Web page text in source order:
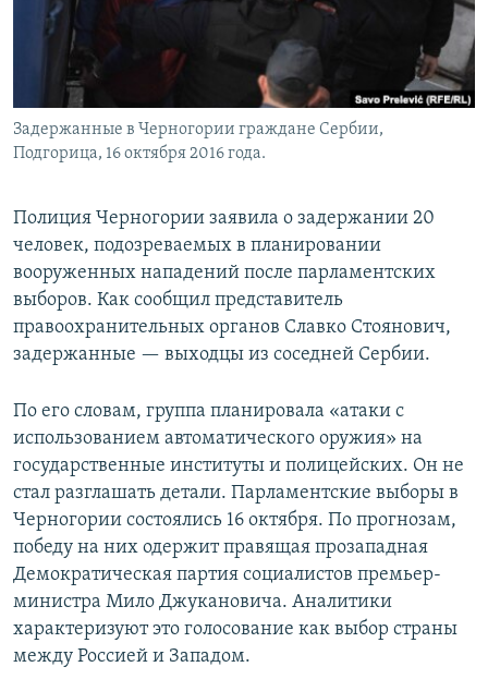
Задержанные в Черногории граждане Сербии,
Подгорица, 16 октября 2016 года.
Полиция Черногории заявила о задержании 20
человек, подозреваемых в планировании
вооруженных нападений после парламентских
выборов. Как сообщил представитель
правоохранительных органов Славко Стоянович,
задержанные — выходцы из соседней Сербии.
По его словам, группа планировала «атаки с
использованием автоматического оружия» на
государственные институты и полицейских. Он не
стал разглашать детали. Парламентские выборы в
Черногории состоялись 16 октября. По прогнозам,
победу на них одержит правящая прозападная
Демократическая партия социалистов премьер-
министра Мило Джукановича. Аналитики
характеризуют это голосование как выбор страны
между Россией и Западом.